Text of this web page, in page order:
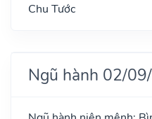
Chu Tước
Ngũ hành 02/